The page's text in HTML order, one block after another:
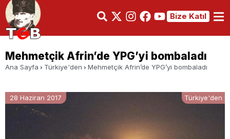
Bize Katıl
Mehmetçik Afrin’de YPG’yi bombaladı
Ana Sayfa Türkiye'den Mehmetçik Afrin’de YPG’yi bombaladı
28 Haziran 2017 Türkiye'den